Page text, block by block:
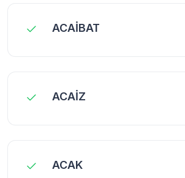
ACAİBAT
ACAİZ
ACAK